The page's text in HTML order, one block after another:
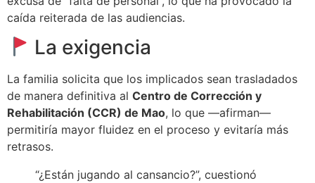
caída reiterada de las audiencias.
La exigencia
La familia solicita que los implicados sean trasladados
de manera definitiva al Centro de Corrección y
Rehabilitación (CCR) de Mao, lo que —afirman—
permitiría mayor fluidez en el proceso y evitaría más
retrasos.
“¿Están jugando al cansancio?”, cuestionó